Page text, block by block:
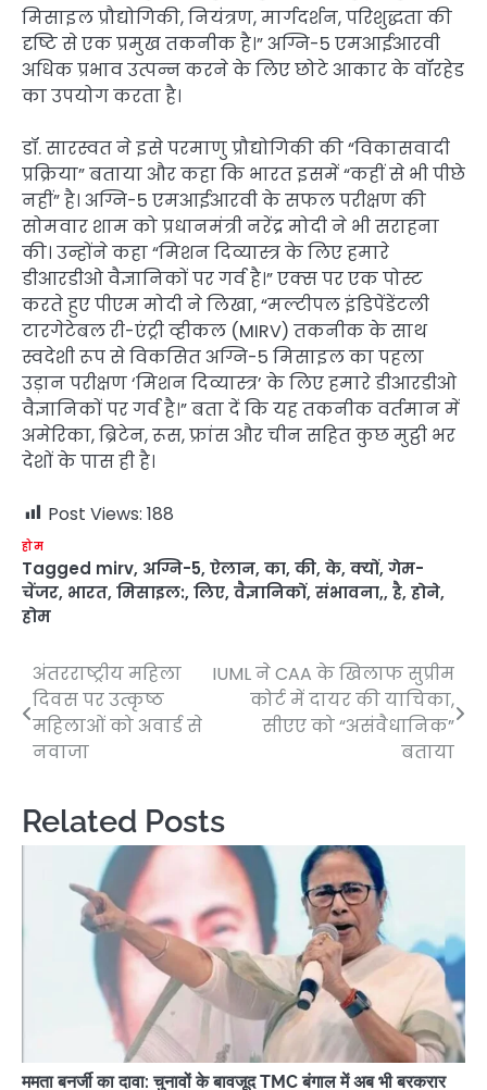
मिसाइल प्रौद्योगिकी, नियंत्रण, मार्गदर्शन, परिशुद्धता की
दृष्टि से एक प्रमुख तकनीक है।” अग्नि-5 एमआईआरवी
अधिक प्रभाव उत्पन्न करने के लिए छोटे आकार के वॉरहेड
का उपयोग करता है।
डॉ. सारस्वत ने इसे परमाणु प्रौद्योगिकी की “विकासवादी
प्रक्रिया” बताया और कहा कि भारत इसमें “कहीं से भी पीछे
नहीं” है। अग्नि-5 एमआईआरवी के सफल परीक्षण की
सोमवार शाम को प्रधानमंत्री नरेंद्र मोदी ने भी सराहना
की। उन्होंने कहा “मिशन दिव्यास्त्र के लिए हमारे
डीआरडीओ वैज्ञानिकों पर गर्व है।” एक्स पर एक पोस्ट
करते हुए पीएम मोदी ने लिखा, “मल्टीपल इंडिपेंडेंटली
टारगेटेबल री-एंट्री व्हीकल (MIRV) तकनीक के साथ
स्वदेशी रूप से विकसित अग्नि-5 मिसाइल का पहला
उड़ान परीक्षण ‘मिशन दिव्यास्त्र’ के लिए हमारे डीआरडीओ
वैज्ञानिकों पर गर्व है।” बता दें कि यह तकनीक वर्तमान में
अमेरिका, ब्रिटेन, रूस, फ्रांस और चीन सहित कुछ मुट्ठी भर
देशों के पास ही है।
Post Views: 188
होम
Tagged mirv, अग्नि-5, ऐलान, का, की, के, क्यों, गेम-
चेंजर, भारत, मिसाइल:, लिए, वैज्ञानिकों, संभावना,, है, होने,
होम
Post
navigation
अंतरराष्ट्रीय महिला
दिवस पर उत्कृष्ठ
महिलाओं को अवार्ड से
नवाजा
IUML ने CAA के खिलाफ सुप्रीम
कोर्ट में दायर की याचिका,
सीएए को “असंवैधानिक”
बताया
Related Posts
ममता बनर्जी का दावा: चुनावों के बावजूद TMC बंगाल में अब भी बरकरार